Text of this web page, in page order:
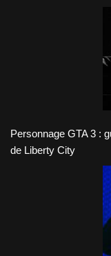
Personnage GTA 3 :
de Liberty City